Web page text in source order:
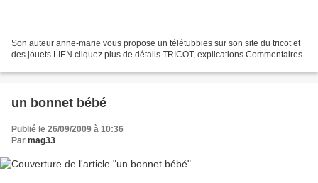
Son auteur anne-marie vous propose un télétubbies sur son site du tricot et
des jouets LIEN cliquez plus de détails TRICOT, explications Commentaires
un bonnet bébé
Publié le 26/09/2009 à 10:36
Par mag33